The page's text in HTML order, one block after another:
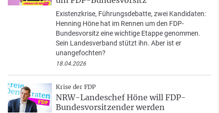
Existenzkrise, Führungsdebatte, zwei Kandidaten:
Henning Höne hat im Rennen um den FDP-
Bundesvorsitz eine wichtige Etappe genommen.
Sein Landesverband stützt ihn. Aber ist er
unangefochten?
18.04.2026
Krise der FDP
NRW-Landeschef Höne will FDP-
Bundesvorsitzender werden